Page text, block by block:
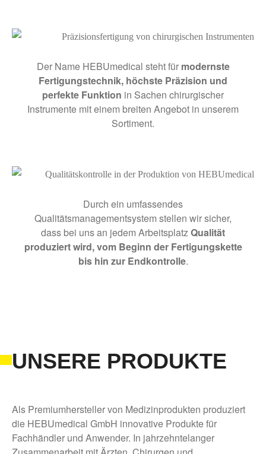
Der Name HEBUmedical steht für modernste
Fertigungstechnik, höchste Präzision und
perfekte Funktion in Sachen chirurgischer
Instrumente mit einem breiten Angebot in unserem
Sortiment.
Durch ein umfassendes
Qualitätsmanagementsystem stellen wir sicher,
dass bei uns an jedem Arbeitsplatz Qualität
produziert wird, vom Beginn der Fertigungskette
bis hin zur Endkontrolle.
UNSERE PRODUKTE
Als Premiumhersteller von Medizinprodukten produziert
die HEBUmedical GmbH innovative Produkte für
Fachhändler und Anwender. In jahrzehntelanger